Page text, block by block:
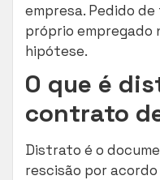
empresa. Pedido
próprio empregado
hipótese.
O que é
contrato
Distrato é o
rescisão por